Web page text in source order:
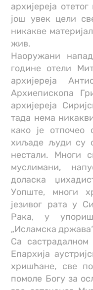
архијереја
још увек цели
никакве
жив.
Наоружани
године отели
архијереја
Архиепископа
архијереја
тада нема
како је отпочео
хиљаде људи су
нестали. Многи
муслимани,
доласка
Уопште, многи
језивог рата у
Рака, у
„Исламска
Са
Епархија
хришћане, све
помоле Богу за